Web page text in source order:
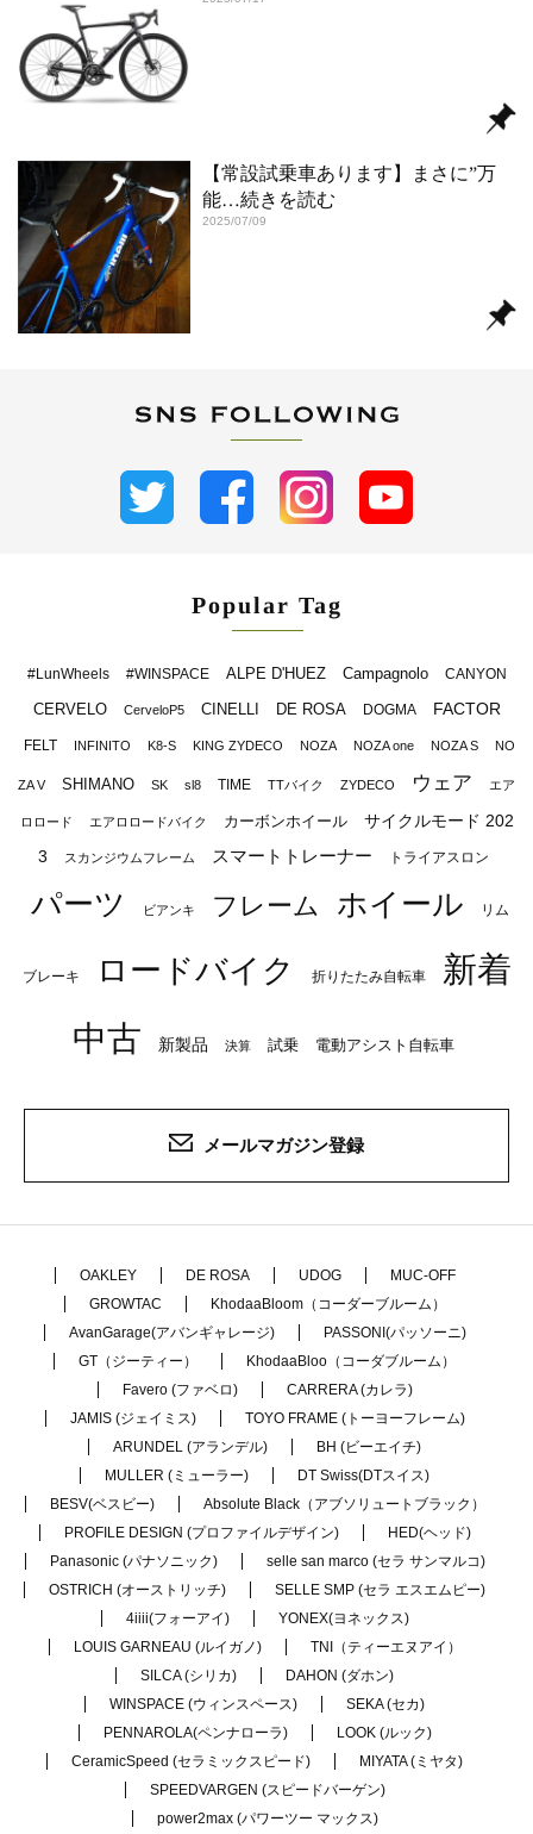
【常設試乗車あります】まさに”万
能…続きを読む
2025/07/09
Popular Tag
#LunWheels #WINSPACE ALPE D'HUEZ Campagnolo CANYON
CERVELO CerveloP5 CINELLI DE ROSA DOGMA FACTOR
FELT INFINITO K8-S KING ZYDECO NOZA NOZA one NOZA S NO
ZA V SHIMANO SK sl8 TIME TTバイク ZYDECO ウェア エア
ロロード エアロロードバイク カーボンホイール
サイクルモード 202
3
スカンジウムフレーム スマートトレーナー トライアスロン
パーツ ビアンキ フレーム ホイール リム
ブレーキ ロードバイク 折りたたみ自転車
新着
中古
新製品 決算 試乗 電動アシスト自転車
メールマガジン登録
OAKLEY DE ROSA UDOG
MUC-OFF
GROWTAC
KhodaaBloom（コーダーブルーム）
AvanGarage(アバンギャレージ)
PASSONI(パッソーニ)
GT（ジーティー）
KhodaaBloo（コーダブルーム）
Favero (ファベロ)
CARRERA (カレラ)
JAMIS (ジェイミス)
TOYO FRAME (トーヨーフレーム)
ARUNDEL (アランデル)
BH (ビーエイチ)
MULLER (ミューラー)
DT Swiss(DTスイス)
BESV(ベスビー)
Absolute Black（アブソリュートブラック）
PROFILE DESIGN (プロファイルデザイン)
HED(ヘッド)
Panasonic (パナソニック)
selle san marco (セラ サンマルコ)
OSTRICH (オーストリッチ)
SELLE SMP (セラ エスエムピー)
4iiii(フォーアイ)
YONEX(ヨネックス)
LOUIS GARNEAU (ルイガノ)
TNI（ティーエヌアイ）
SILCA (シリカ)
DAHON (ダホン)
WINSPACE (ウィンスペース)
SEKA (セカ)
PENNAROLA(ペンナローラ)
LOOK (ルック)
CeramicSpeed (セラミックスピード)
MIYATA (ミヤタ)
SPEEDVARGEN (スピードバーゲン)
power2max (パワーツー マックス)